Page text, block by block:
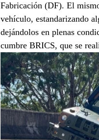
Fabricación (DF). El
vehículo, estandarizando
dejándolos en plenas
cumbre BRICS, que se